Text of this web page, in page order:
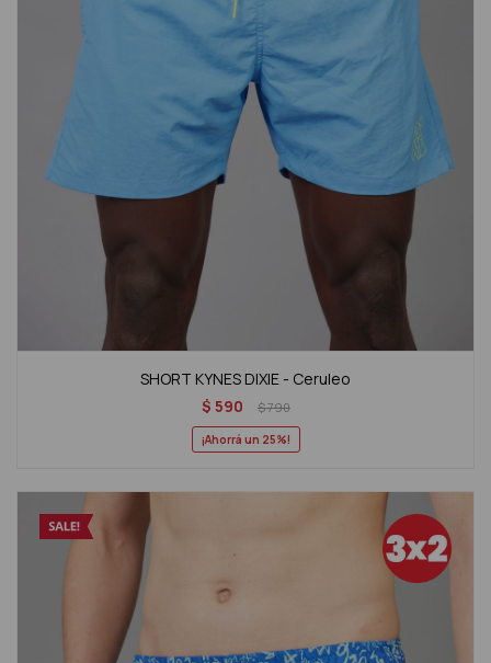
SHORT KYNES DIXIE - Ceruleo
$ 590 $790
25